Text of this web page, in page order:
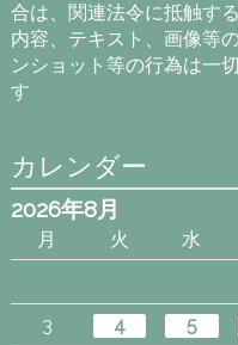
合は、関連法令に抵触す
内容、テキスト、画像等
ンショット等の行為は一
す
カレンダー
2026年8月
月 火 水
3
4 5